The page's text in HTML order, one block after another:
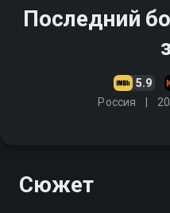
Последний
5.9
Россия
Сюжет